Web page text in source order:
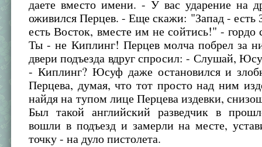
даете вместо имени. - У вас ударение на
оживился Перцев. - Еще скажи: "Запад - есть
есть Восток, вместе им не сойтись!" -
Ты - не Киплинг! Перцев молча побрел за
двери подъезда вдруг спросил: - Слушай,
- Киплинг? Юсуф даже остановился и
Перцева, думая, что тот просто над ним
найдя на тупом лице Перцева издевки,
Был такой английский разведчик в
вошли в подъезд и замерли на месте,
точку - на дуло пистолета.